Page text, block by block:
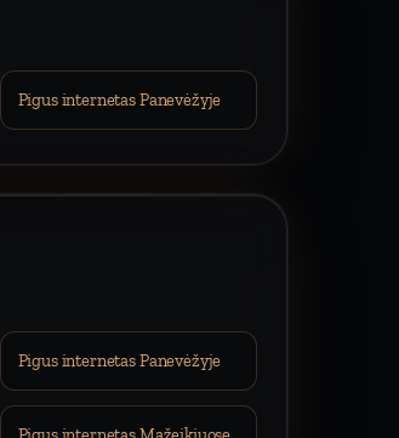
Pigus internetas Panevėžyje
Pigus internetas Panevėžyje